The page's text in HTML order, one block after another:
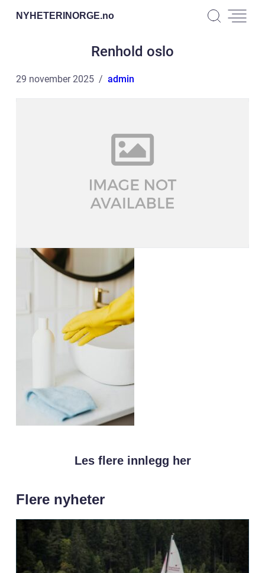
NYHETERINORGE.no
Renhold oslo
29 november 2025 admin
Les flere innlegg her
Flere nyheter